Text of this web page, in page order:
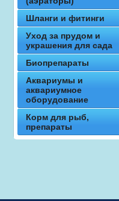
Шланги и фитинги
Уход за прудом и
украшения для сада
Биопрепараты
Аквариумы и
аквариумное
оборудование
Корм для рыб,
препараты